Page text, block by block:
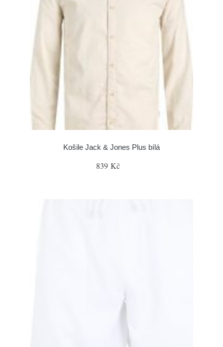
Košile Jack & Jones Plus bílá
839 Kč